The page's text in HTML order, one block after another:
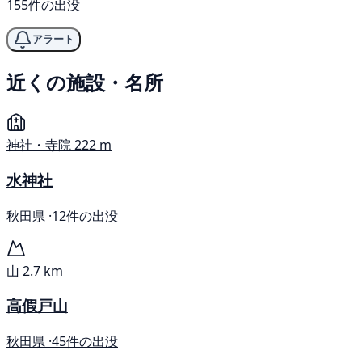
155件の出没
アラート
近くの施設・名所
神社・寺院222 m
水神社
秋田県 ·12件の出没
山 2.7 km
高假戸山
秋田県 ·45件の出没